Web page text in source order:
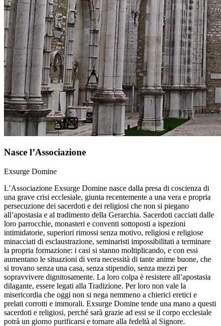
Nasce l’Associazione
Exsurge Domine
L’Associazione Exsurge Domine nasce dalla presa di coscienza di
una grave crisi ecclesiale, giunta recentemente a una vera e propria
persecuzione dei sacerdoti e dei religiosi che non si piegano
all’apostasia e al tradimento della Gerarchia. Sacerdoti cacciati dalle
loro parrocchie, monasteri e conventi sottoposti a ispezioni
intimidatorie, superiori rimossi senza motivo, religiosi e religiose
minacciati di esclaustrazione, seminaristi impossibilitati a terminare
la propria formazione: i casi si stanno moltiplicando, e con essi
aumentano le situazioni di vera necessità di tante anime buone, che
si trovano senza una casa, senza stipendio, senza mezzi per
sopravvivere dignitosamente. La loro colpa è resistere all’apostasia
dilagante, essere legati alla Tradizione. Per loro non vale la
misericordia che oggi non si nega nemmeno a chierici eretici e
prelati corrotti e immorali. Exsurge Domine tende una mano a questi
sacerdoti e religiosi, perché sarà grazie ad essi se il corpo ecclesiale
potrà un giorno purificarsi e tornare alla fedeltà al Signore.